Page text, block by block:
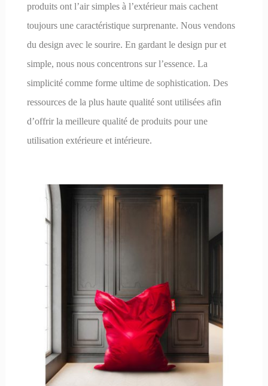
produits ont l’air simples à l’extérieur mais cachent
toujours une caractéristique surprenante. Nous vendons
du design avec le sourire. En gardant le design pur et
simple, nous nous concentrons sur l’essence. La
simplicité comme forme ultime de sophistication. Des
ressources de la plus haute qualité sont utilisées afin
d’offrir la meilleure qualité de produits pour une
utilisation extérieure et intérieure.